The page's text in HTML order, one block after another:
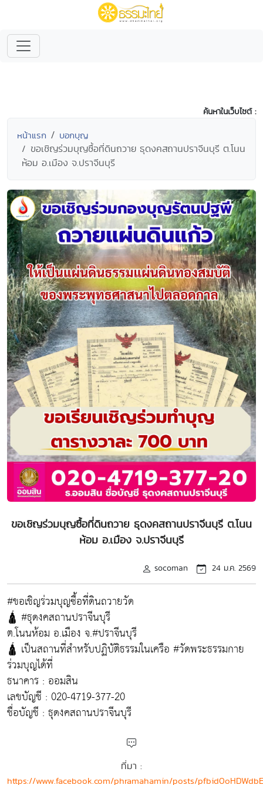
ค้นหาในเว็บไซต์ :
หน้าแรก บอกบุญ
ขอเชิญร่วมบุญซื้อที่ดินถวาย ธุดงคสถานปราจีนบุรี ต.โนน
ห้อม อ.เมือง จ.ปราจีนบุรี
ขอเชิญร่วมบุญซื้อที่ดินถวาย ธุดงคสถานปราจีนบุรี ต.โนน
ห้อม อ.เมือง จ.ปราจีนบุรี
socoman 24 ม.ค. 2569
#ขอเชิญร่วมบุญซื้อที่ดินถวายวัด
🛕 #ธุดงคสถานปราจีนบุรี
ต.โนนห้อม อ.เมือง จ.#ปราจีนบุรี
🛕 เป็นสถานที่สำหรับปฏิบัติธรรมในเครือ #วัดพระธรรมกาย
ร่วมบุญได้ที่
ธนาคาร : ออมสิน
เลขบัญชี : 020-4719-377-20
ชื่อบัญชี : ธุดงคสถานปราจีนบุรี
ที่มา :
https://www.facebook.com/phramahamin/posts/